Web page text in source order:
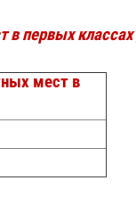
в первых
мест в